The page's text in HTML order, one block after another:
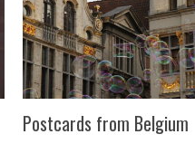
Postcards from Belgium